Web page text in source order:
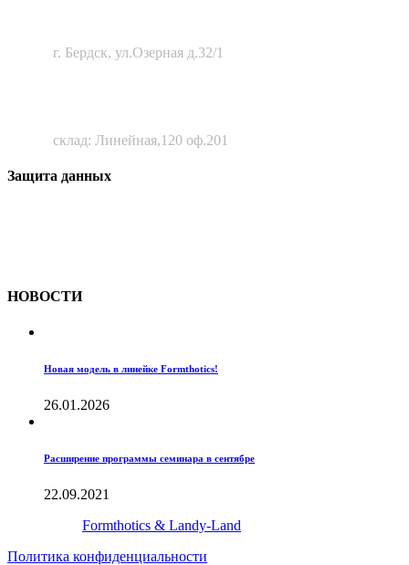
г. Бердск, ул.Озерная д.32/1
склад: Линейная,120 оф.201
Защита данных
НОВОСТИ
Новая модель в линейке Formthotics!
26.01.2026
Расширение программы семинара в сентябре
22.09.2021
Formthotics & Landy-Land
Политика конфиденциальности